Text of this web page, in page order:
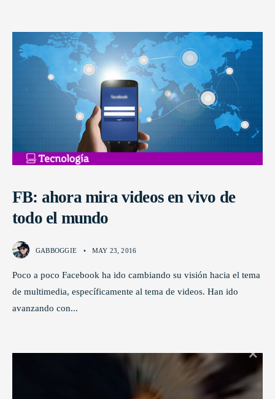
FB: ahora mira videos en vivo de
todo el mundo
GABBOGGIE • MAY 23, 2016
Poco a poco Facebook ha ido cambiando su visión hacia el tema
de multimedia, específicamente al tema de videos. Han ido
avanzando con...